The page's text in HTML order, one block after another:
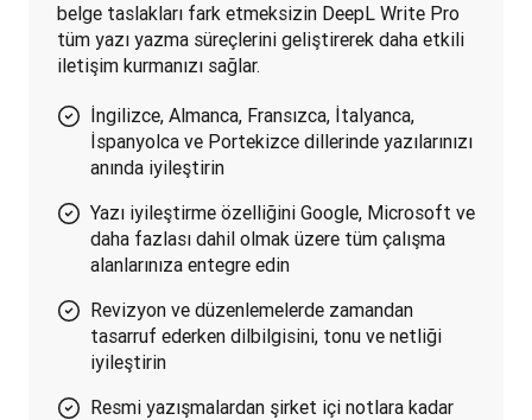
belge taslakları fark etmeksizin DeepL Write Pro
tüm yazı yazma süreçlerini geliştirerek daha etkili
iletişim kurmanızı sağlar.
İngilizce, Almanca, Fransızca, İtalyanca,
İspanyolca ve Portekizce dillerinde yazılarınızı
anında iyileştirin
Yazı iyileştirme özelliğini Google, Microsoft ve
daha fazlası dahil olmak üzere tüm çalışma
alanlarınıza entegre edin
Revizyon ve düzenlemelerde zamandan
tasarruf ederken dilbilgisini, tonu ve netliği
iyileştirin
Resmi yazışmalardan şirket içi notlara kadar